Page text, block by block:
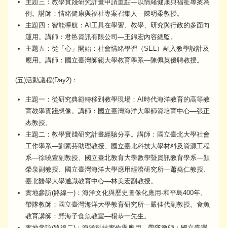
主題三：教學實踐研究計畫申請重點—以情緒健康與福祉專案為
例。講師：情緒健康與福祉專案召集人—陳明柔教授。
主題四：智能導航：AI工具在學習、教學、研究與行政的多面向
運用。講師：君邑資訊有限公司—王錦宏內容總監。
主題五：從「心」開始：社會情緒學習（SEL）融入教學設計及
應用。講師：國立臺灣師範大學教育學系—陳佩英優聘教授。
(五)活動議程(Day2)：
主題一：從研究典範轉移到教學現場：AI時代海洋教育的高等教
育教學實踐想像。講師：國立臺灣海洋大學師資培育中心—張正
杰教授。
主題二：教學實踐研究計畫經驗分享。講師：國立臺北大學社會
工作學系—劉素芬助理教授、國立臺北科技大學材料及資源工程
系—徐曉萱副教授、國立臺北教育大學數學暨資訊教育學系—顏
榮泉副教授、國立臺灣海洋大學應用經濟研究所—蕭堯仁教授、
臺北醫學大學通識教育中心—林美宏副教授。
實地參訪(路線一)：海洋文化與歷史圖像化應用-和平島400年。
帶隊教師：國立臺灣海洋大學教育研究所—嚴佳代副教授。食魚
教育講師：野海子食魚教室—楊恭一先生。